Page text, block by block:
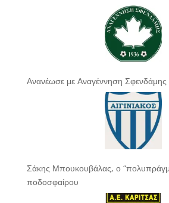
Ανανέωσε με Αναγέννηση Σφενδάμης
Σάκης Μπουκουβάλας, ο
ποδοσφαίρου